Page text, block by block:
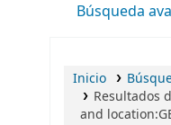
Búsqueda
Inicio
Resultados
and